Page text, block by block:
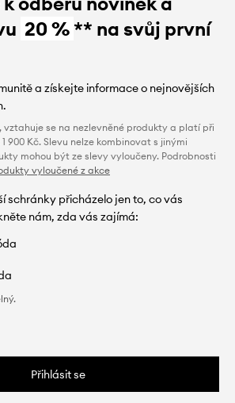
20 %** na svůj první
a získejte informace o nejnovějších
vztahuje se na nezlevněné produkty a platí při
900 Kč. Slevu nelze kombinovat s jinými
mohou být ze slevy vyloučeny. Podrobnosti
vyloučené z akce
schránky přicházelo jen to, co vás
nám, zda vás zajímá:
Přihlásit se